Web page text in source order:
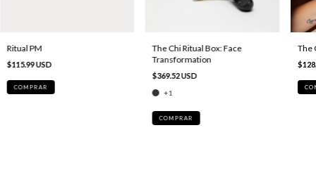
Ritual PM
$115.99 USD
COMPRAR
The Chi Ritual Box: Face
Transformation
$369.52 USD
+1
COMPRAR
The